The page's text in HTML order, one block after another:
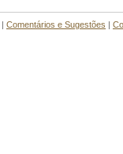
| Comentários e Sugestões |